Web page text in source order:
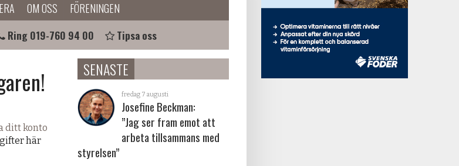
OM OSS
FÖRENINGEN
Ring 019-760 94 00 Tipsa oss
ditt konto
här
SENASTE
fredag 7 augusti
Josefine Beckman:
”Jag ser fram emot att
arbeta tillsammans med
styrelsen”